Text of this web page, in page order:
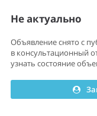
Не актуально
Объявление снято с
в консультационный
узнать состояние